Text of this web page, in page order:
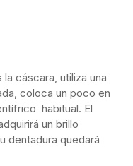
cáscara, utiliza una
coloca un poco en
habitual. El
un brillo
dentadura quedará